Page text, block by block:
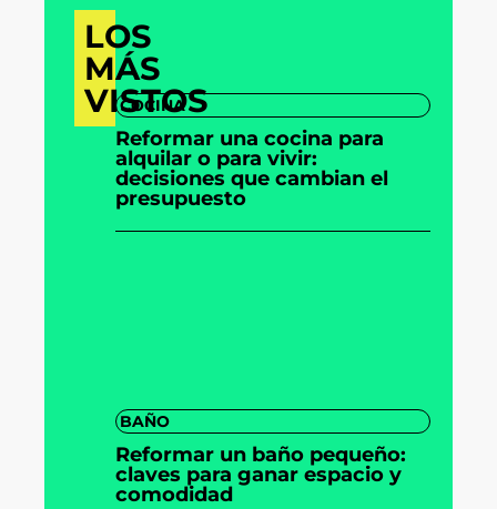
LOS
MÁS
VISTOS
COCINA
Reformar una cocina para
alquilar o para vivir:
decisiones que cambian el
presupuesto
BAÑO
Reformar un baño pequeño:
claves para ganar espacio y
comodidad